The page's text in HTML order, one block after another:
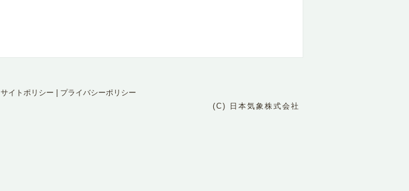
サイトポリシー
プライバシーポリシー
(C) 日本気象株式会社